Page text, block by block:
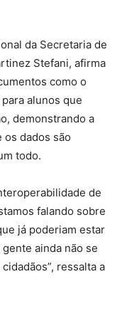
da Secretaria de
Stefani, afirma
como o
alunos que
demonstrando a
os dados são
todo.
de
falando sobre
já poderiam estar
ainda não se
ressalta a